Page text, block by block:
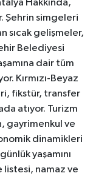
Hakkında,
Şehrin simgeleri
sıcak gelişmeler,
Belediyesi
dair tüm
Kırmızı-Beyaz
fikstür, transfer
atıyor. Turizm
gayrimenkul ve
dinamikleri
yaşamını
listesi, namaz ve